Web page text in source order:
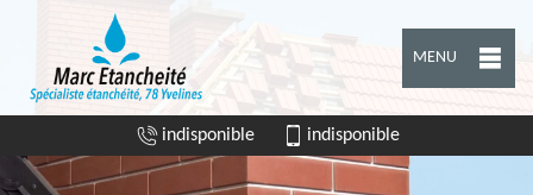
MENU
indisponible indisponible